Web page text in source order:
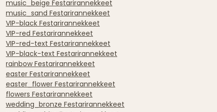
music_beige Festarirannekkeet
music_sand Festarirannekkeet
VIP-black Festarirannekkeet
VIP-red Festarirannekkeet
VIP-red-text Festarirannekkeet
VIP-black-text Festarirannekkeet
rainbow Festarirannekkeet
easter Festarirannekkeet
easter_flower Festarirannekkeet
flowers Festarirannekkeet
wedding_bronze Festarirannekkeet